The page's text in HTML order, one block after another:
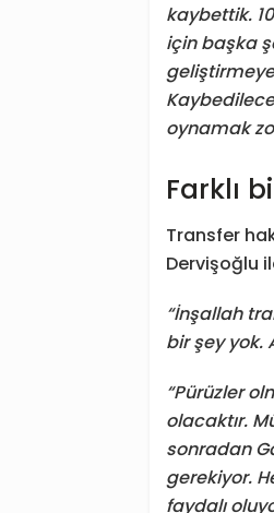
kaybettik.
için başka
oynamak
Farklı
Transfer
Dervişoğlu
“İnşallah
bir şey yok.
“Pürüzler
olacaktır.
sonradan
gerekiyor.
faydalı